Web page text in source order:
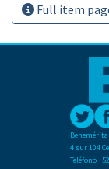
Full item
4 sur 104
Teléfono